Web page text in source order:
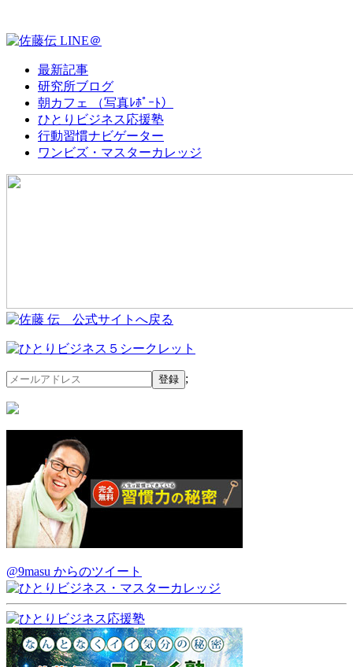
最新記事
研究所ブログ
朝カフェ （写真ﾚﾎﾟｰﾄ）
ひとりビジネス応援塾
行動習慣ナビゲーター
ワンビズ・マスターカレッジ
;
@9masu からのツイート